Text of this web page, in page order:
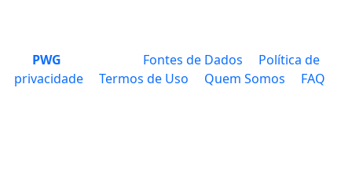
PWG Fontes de Dados
Política de
privacidade
Termos de Uso Quem Somos FAQ